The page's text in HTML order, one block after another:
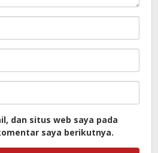
dan situs web saya pada
saya berikutnya.